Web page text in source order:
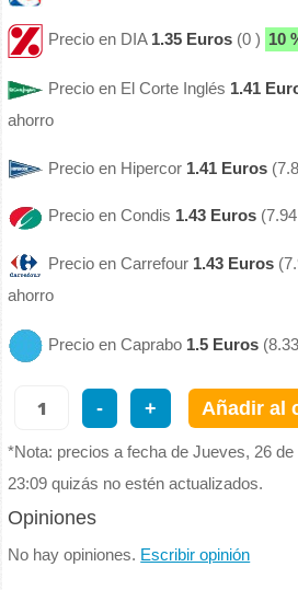
Precio en DIA 1.35 Euros (0 ) 10
Precio en El Corte Inglés 1.41
ahorro
Precio en Hipercor 1.41 Euros
Precio en Condis 1.43 Euros
Precio en Carrefour 1.43 Euros
ahorro
Precio en Caprabo 1.5 Euros
- + Añadir al
*Nota: precios a fecha de Jueves, 26 de
23:09 quizás no estén actualizados.
Opiniones
No hay opiniones. Escribir opinión